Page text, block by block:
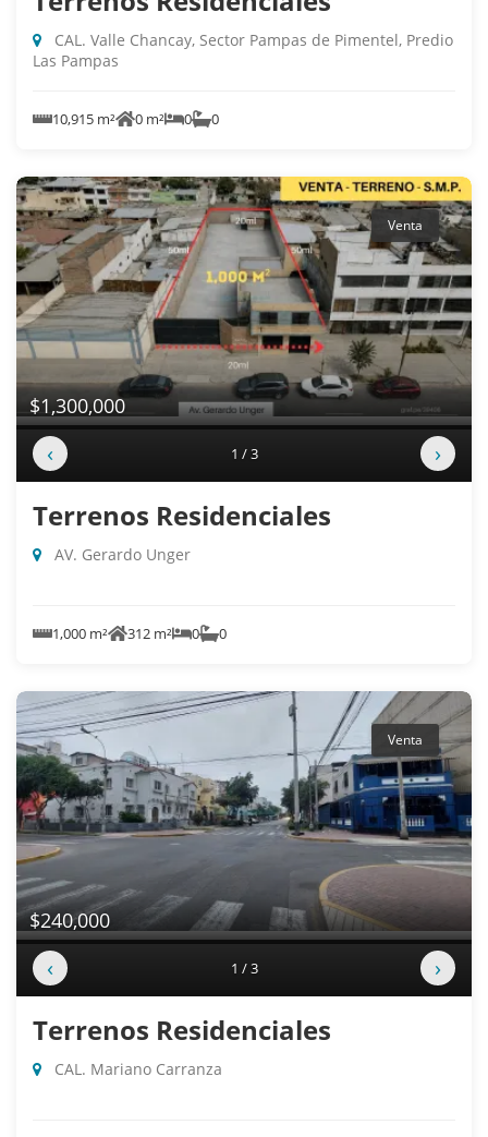
Las Pampas
10,915 m² 0 m² 0 0
Venta
$1,300,000
‹ 1 / 3 ›
Terrenos Residenciales
AV. Gerardo Unger
1,000 m² 312 m² 0 0
Venta
$240,000
‹ 1 / 3 ›
Terrenos Residenciales
CAL. Mariano Carranza